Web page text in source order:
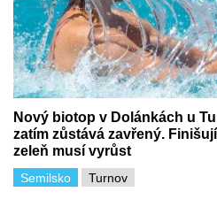
Nový biotop v Dolánkách u
zatím zůstává zavřený.
zeleň musí vyrůst
Semilsko Turnov